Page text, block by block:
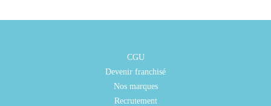
CGU
Devenir franchisé
Nos marques
Recrutement